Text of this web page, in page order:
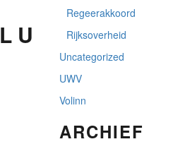
U
Regeerakkoord
Rijksoverheid
Uncategorized
UWV
Volinn
ARCHIEF